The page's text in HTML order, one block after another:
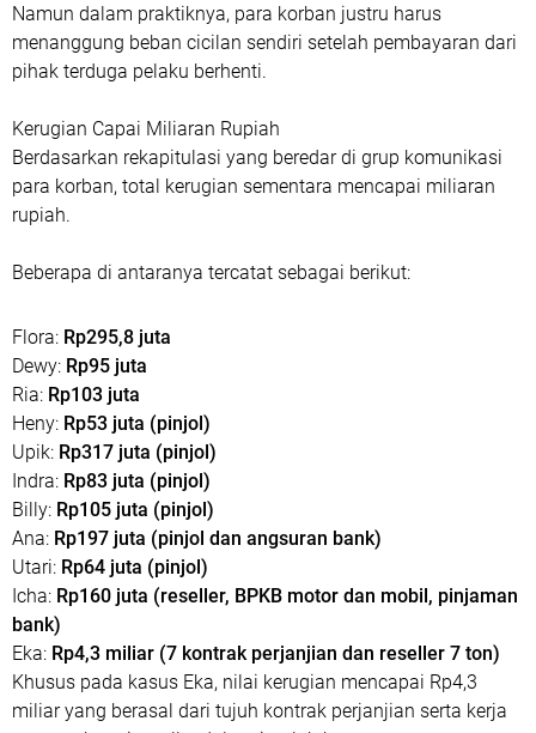
Namun dalam praktiknya, para korban justru harus
menanggung beban cicilan sendiri setelah pembayaran dari
pihak terduga pelaku berhenti.
Kerugian Capai Miliaran Rupiah
‎Berdasarkan rekapitulasi yang beredar di grup komunikasi
para korban, total kerugian sementara mencapai miliaran
rupiah.
Beberapa di antaranya tercatat sebagai berikut:
‎Flora: Rp295,8 juta
‎Dewy: Rp95 juta
‎Ria: Rp103 juta
‎Heny: Rp53 juta (pinjol)
‎Upik: Rp317 juta (pinjol)
‎Indra: Rp83 juta (pinjol)
‎Billy: Rp105 juta (pinjol)
‎Ana: Rp197 juta (pinjol dan angsuran bank)
‎Utari: Rp64 juta (pinjol)
‎Icha: Rp160 juta (reseller, BPKB motor dan mobil, pinjaman
bank)
‎Eka: Rp4,3 miliar (7 kontrak perjanjian dan reseller 7 ton)
‎Khusus pada kasus Eka, nilai kerugian mencapai Rp4,3
miliar yang berasal dari tujuh kontrak perjanjian serta kerja